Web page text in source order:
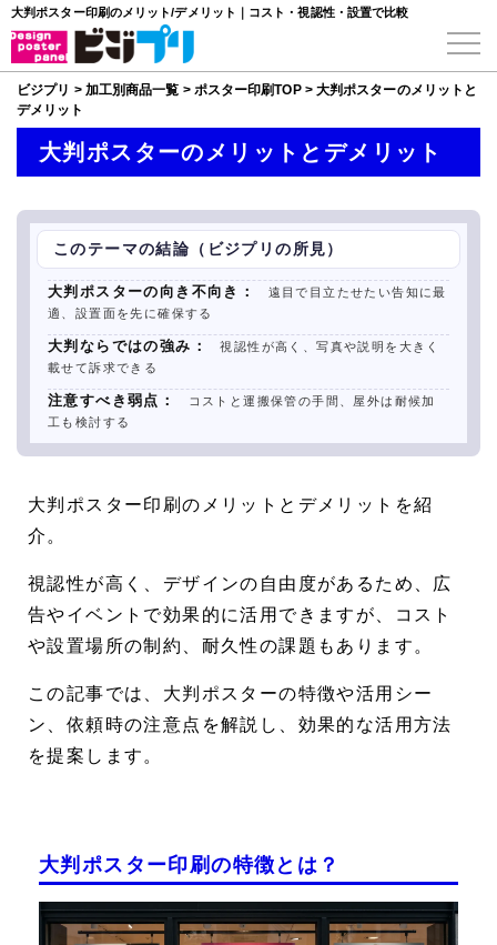
大判ポスター印刷のメリット/デメリット｜コスト・視認性・設置で比較
ビジプリ > 加工別商品一覧 > ポスター印刷TOP> 大判ポスターのメリットと
デメリット
大判ポスターのメリットとデメリット
このテーマの結論（ビジプリの所見）
大判ポスターの向き不向き：
遠目で目立たせたい告知に最
適、設置面を先に確保する
大判ならではの強み：
視認性が高く、写真や説明を大きく
載せて訴求できる
注意すべき弱点：
コストと運搬保管の手間、屋外は耐候加
工も検討する
大判ポスター印刷のメリットとデメリットを紹
介。
視認性が高く、デザインの自由度があるため、広
告やイベントで効果的に活用できますが、コスト
や設置場所の制約、耐久性の課題もあります。
この記事では、大判ポスターの特徴や活用シー
ン、依頼時の注意点を解説し、効果的な活用方法
を提案します。
大判ポスター印刷の特徴とは？